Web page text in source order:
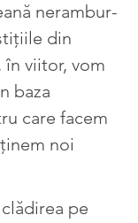
nerambur­
din
viitor, vom
baza
care facem
noi
pe